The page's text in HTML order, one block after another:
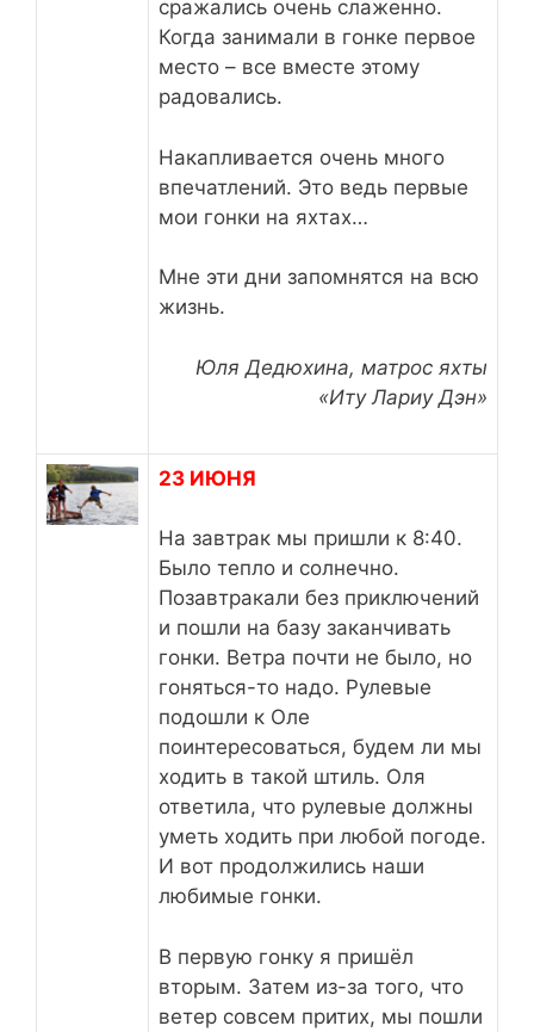
сражались очень слаженно.
Когда занимали в гонке первое
место – все вместе этому
радовались.
Накапливается очень много
впечатлений. Это ведь первые
мои гонки на яхтах…
Мне эти дни запомнятся на всю
жизнь.
Юля Дедюхина, матрос яхты
«Иту Лариу Дэн»
23 ИЮНЯ
На завтрак мы пришли к 8:40.
Было тепло и солнечно.
Позавтракали без приключений
и пошли на базу заканчивать
гонки. Ветра почти не было, но
гоняться-то надо. Рулевые
подошли к Оле
поинтересоваться, будем ли мы
ходить в такой штиль. Оля
ответила, что рулевые должны
уметь ходить при любой погоде.
И вот продолжились наши
любимые гонки.
В первую гонку я пришёл
вторым. Затем из-за того, что
ветер совсем притих, мы пошли